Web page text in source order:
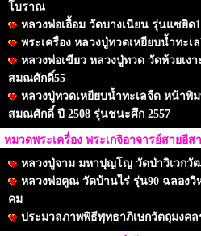
โบราณ
หลวงพ่อเอื้อม วัดบางเนียน รุ่นแซยิด
พระเครื่อง หลวงปู่ทวดเหยียบน้ำทะเ
หลวงพ่อเขียว หลวงปู่ทวด วัดห้วยเง
สมณศักดิ์55
หลวงปู่ทวดเหยียบน้ำทะเลจืด หน้าพิ
สมณศักดิ์ ปี 2508 รุ่นชนะศึก 2557
หมวดพระเครื่อง พระเกจิอาจารย์สายอีส
หลวงปู่จาม มหาปุญโญ วัดป่าวิเวกวั
หลวงพ่อคูณ วัดบ้านไร่ รุ่น90 ฉลองวิ
คม
ประมวลภาพพิธีพุทธาภิเษกวัตถุมงคล